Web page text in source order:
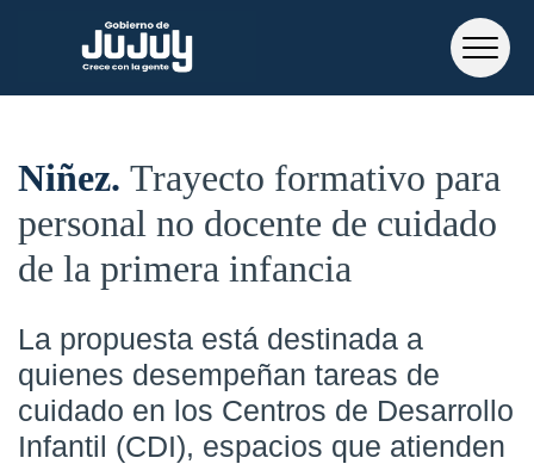
Niñez Trayecto formativo para
personal no docente de cuidado
de la primera infancia
La propuesta está destinada a
quienes desempeñan tareas de
cuidado en los Centros de Desarrollo
Infantil (CDI), espacios que atienden